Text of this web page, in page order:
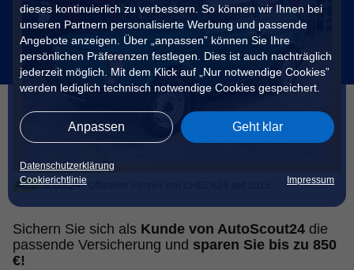
dieses kontinuierlich zu verbessern. So können wir Ihnen bei
unseren Partnern personalisierte Werbung und passende
Angebote anzeigen. Über „anpassen” können Sie Ihre
persönlichen Präferenzen festlegen. Dies ist auch nachträglich
jederzeit möglich. Mit dem Klick auf „Nur notwendige Cookies”
werden lediglich technisch notwendige Cookies gespeichert.
Anpassen Geht klar
Datenschutzerklärung
Cookierichtlinie
Impressum
Sichern Sie sich als Kunde von AutoScout24 die
passende Versicherung und sparen Sie bis zu 850
€!